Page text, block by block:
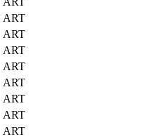
ART
ART
ART
ART
ART
ART
ART
ART